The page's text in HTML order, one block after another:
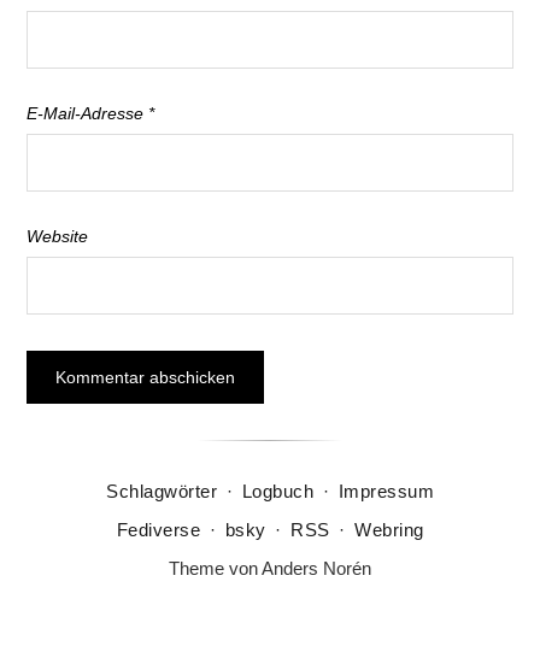
E-Mail-Adresse *
Website
Schlagwörter · Logbuch · Impressum
Fediverse · bsky · RSS · Webring
Theme vonAnders Norén